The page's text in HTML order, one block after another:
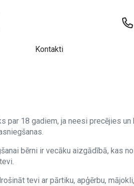
Kontakti
par 18 gadiem, ja neesi precējies
bērni ir vecāku aizgādībā, kas
tevi ar pārtiku, apģērbu,